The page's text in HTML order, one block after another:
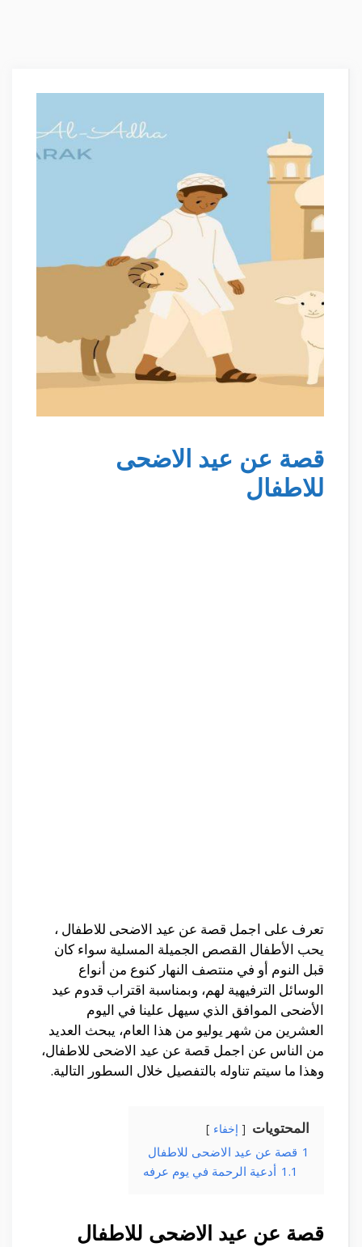
قصة عن عيد الاضحى
للاطفال
تعرف على اجمل قصة عن عيد الاضحى للاطفال ،
يحب الأطفال القصص الجميلة المسلية سواء كان
قبل النوم أو في منتصف النهار كنوع من أنواع
الوسائل الترفيهية لهم، وبمناسبة اقتراب قدوم عيد
الأضحى الموافق الذي سيهل علينا في اليوم
العشرين من شهر يوليو من هذا العام، يبحث العديد
من الناس عن اجمل قصة عن عيد الاضحى للاطفال،
وهذا ما سيتم تناوله بالتفصيل خلال السطور التالية.
المحتويات إخفاء
1 قصة عن عيد الاضحى للاطفال
1.1 أدعية الرحمة في يوم عرفه
قصة عن عيد الاضحى للاطفال